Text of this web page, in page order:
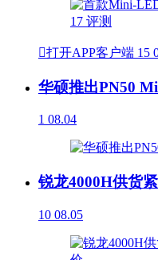
打开APP客户端 15
华硕推出PN50
1 08.04
锐龙4000H供货
10 08.05